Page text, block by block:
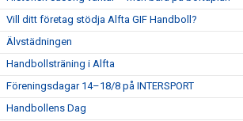
Vill ditt företag stödja Alfta GIF Handboll?
Älvstädningen
Handbollsträning i Alfta
Föreningsdagar 14–18/8 på INTERSPORT
Handbollens Dag